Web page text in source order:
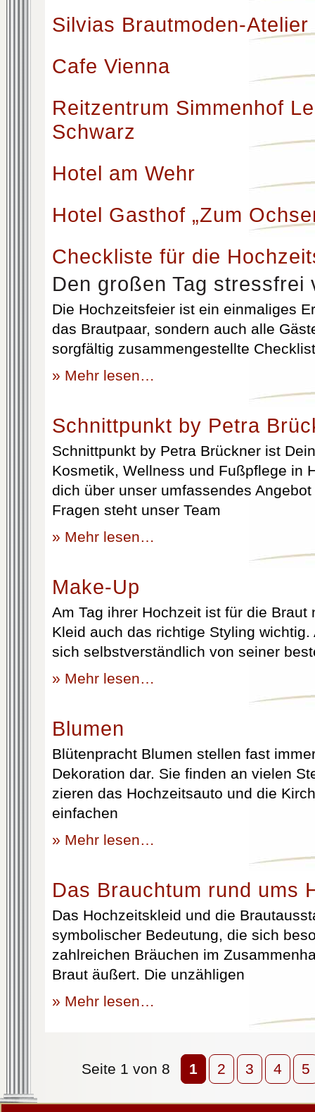
Silvias Brautmoden-Atelier
Cafe Vienna
Reitzentrum Simmenhof
Schwarz
Hotel am Wehr
Hotel Gasthof „Zum
Checkliste für die
Den großen Tag stressfrei
Die Hochzeitsfeier ist ein einmaliges
das Brautpaar, sondern auch alle
sorgfältig zusammengestellte
» Mehr lesen…
Schnittpunkt by Petra
Schnittpunkt by Petra Brückner ist
Kosmetik, Wellness und Fußpflege in
dich über unser umfassendes
Fragen steht unser Team
» Mehr lesen…
Make-Up
Am Tag ihrer Hochzeit ist für die Braut
Kleid auch das richtige Styling
sich selbstverständlich von seiner
» Mehr lesen…
Blumen
Blütenpracht Blumen stellen fast
Dekoration dar. Sie finden an vielen
zieren das Hochzeitsauto und die
einfachen
» Mehr lesen…
Das Brauchtum rund ums
Das Hochzeitskleid und die
symbolischer Bedeutung, die sich
zahlreichen Bräuchen im
Braut äußert. Die unzähligen
» Mehr lesen…
Seite 1 von 8 1 2 3 4 5